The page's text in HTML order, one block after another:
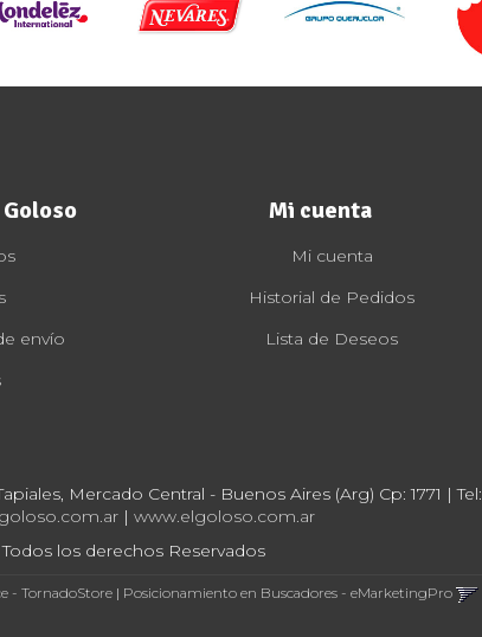
envío
Mi cuenta
Mi cuenta
Historial de Pedidos
Lista de Deseos
Mercado Central - Buenos Aires (Arg) Cp: 1771 | Tel:
| www.elgoloso.com.ar
los derechos Reservados
- TornadoStore| Posicionamiento en Buscadores - eMarketingPro